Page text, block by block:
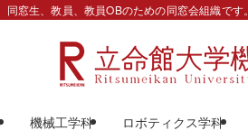
窓生、教員、教員OBのための同窓会組織です。
機械工学科 ロボティクス学科